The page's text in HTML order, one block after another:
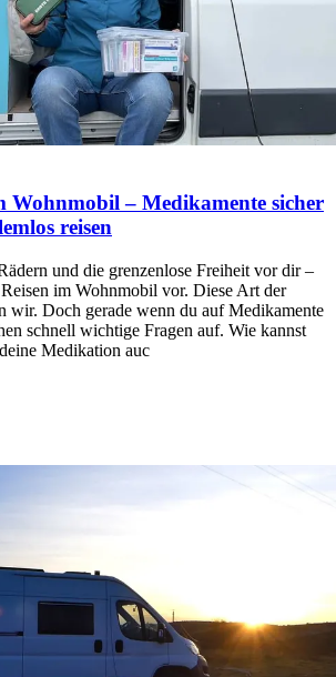
Wohnmobil – Medikamente sicher
reisen
und die grenzenlose Freiheit vor dir –
im Wohnmobil vor. Diese Art der
wir. Doch gerade wenn du auf Medikamente
schnell wichtige Fragen auf. Wie kannst
Medikation auc